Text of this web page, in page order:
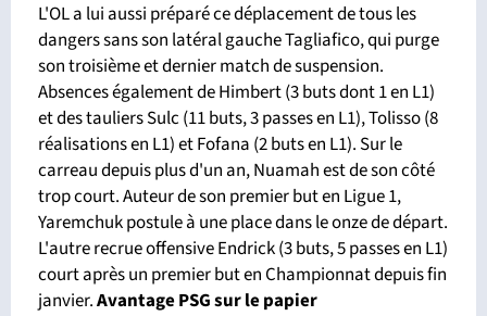
L'OL a lui aussi préparé ce déplacement de tous les
dangers sans son latéral gauche Tagliafico, qui purge
son troisième et dernier match de suspension.
Absences également de Himbert (3 buts dont 1 en L1)
et des tauliers Sulc (11 buts, 3 passes en L1), Tolisso (8
réalisations en L1) et Fofana (2 buts en L1). Sur le
carreau depuis plus d'un an, Nuamah est de son côté
trop court. Auteur de son premier but en Ligue 1,
Yaremchuk postule à une place dans le onze de départ.
L'autre recrue offensive Endrick (3 buts, 5 passes en L1)
court après un premier but en Championnat depuis fin
janvier.Avantage PSG sur le papier